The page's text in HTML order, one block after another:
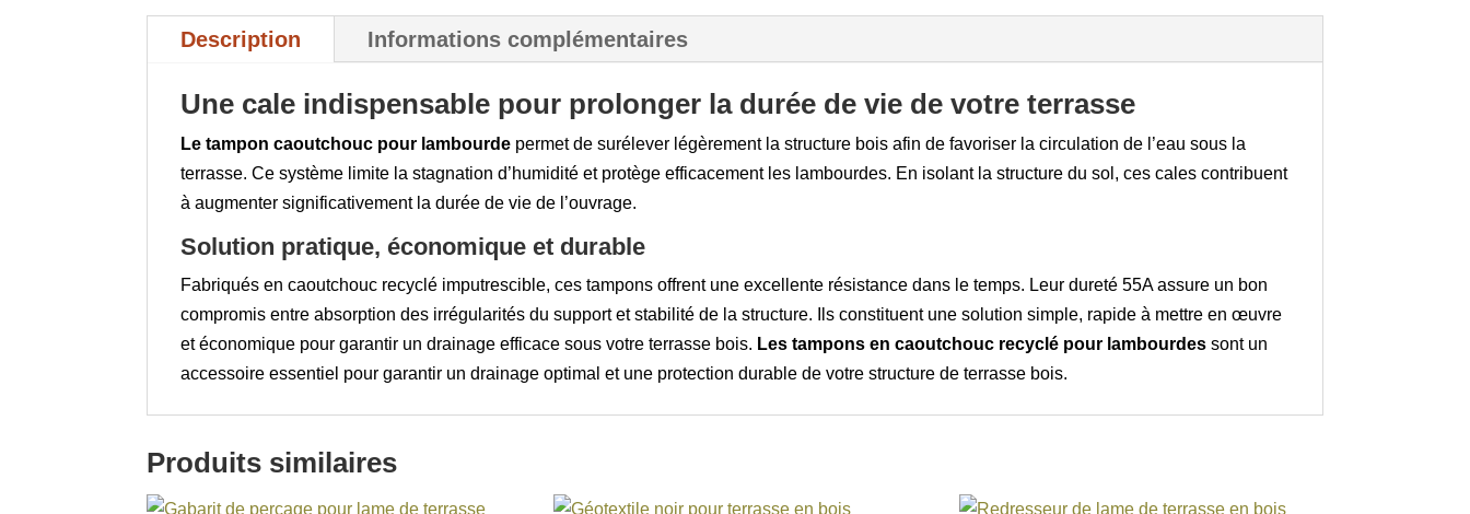
Description Informations complémentaires
Une cale indispensable pour prolonger la durée de vie de votre terrasse
Le tampon caoutchouc pour lambourde permet de surélever légèrement la structure bois afin de favoriser la circulation de l’eau sous la
terrasse. Ce système limite la stagnation d’humidité et protège efficacement les lambourdes. En isolant la structure du sol, ces cales contribuent
à augmenter significativement la durée de vie de l’ouvrage.
Solution pratique, économique et durable
Fabriqués en caoutchouc recyclé imputrescible, ces tampons offrent une excellente résistance dans le temps. Leur dureté 55A assure un bon
compromis entre absorption des irrégularités du support et stabilité de la structure. Ils constituent une solution simple, rapide à mettre en œuvre
et économique pour garantir un drainage efficace sous votre terrasse bois. Les tampons en caoutchouc recyclé pour lambourdes sont un
accessoire essentiel pour garantir un drainage optimal et une protection durable de votre structure de terrasse bois.
Produits similaires